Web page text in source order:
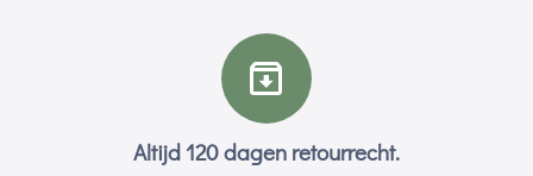
Altijd 120 dagen retourrecht.